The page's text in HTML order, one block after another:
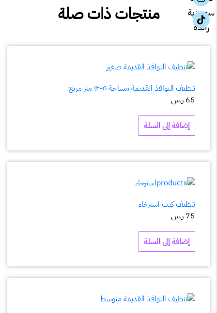
منتجات ذات صلة
تنظيف النوافذ القديمة مساحة ٥-١٢ متر مربع
65 ر.س
إضافة إلى السلة
تنظيف كنب استرخاء
75 ر.س
إضافة إلى السلة